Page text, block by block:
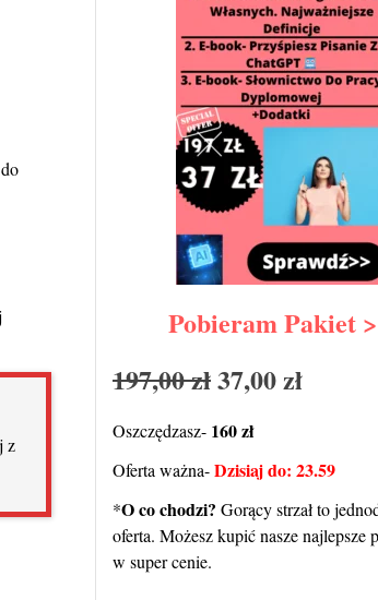
z
Pobieram Pakiet
197,00 zł37,00 zł
Oszczędzasz- 160 zł
Oferta ważna-Dzisiaj do: 23.59
*O co chodzi?Gorący strzał to
oferta. Możesz kupić nasze najlepsze
w super cenie.